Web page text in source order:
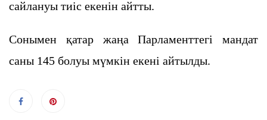
сайлануы тиіс екенін айтты.
Сонымен қатар жаңа Парламенттегі мандат
саны 145 болуы мүмкін екені айтылды.